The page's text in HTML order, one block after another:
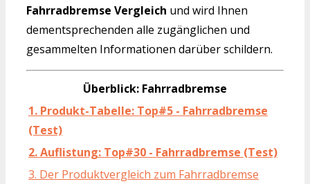
Fahrradbremse Vergleich und wird Ihnen
dementsprechenden alle zugänglichen und
gesammelten Informationen darüber schildern.
Überblick: Fahrradbremse
1. Produkt-Tabelle: Top#5 - Fahrradbremse
(Test)
2. Auflistung: Top#30 - Fahrradbremse (Test)
3. Der Produktvergleich zum Fahrradbremse